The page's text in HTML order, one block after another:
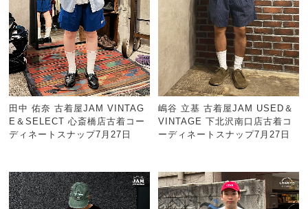
田中 佑奈 古着屋JAM VINTAG
E＆SELECT 心斎橋店古着コー
ディネートスナップ7月27日
嶋谷 立基 古着屋JAM USED＆
VINTAGE 下北沢南口店古着コ
ーディネートスナップ7月27日